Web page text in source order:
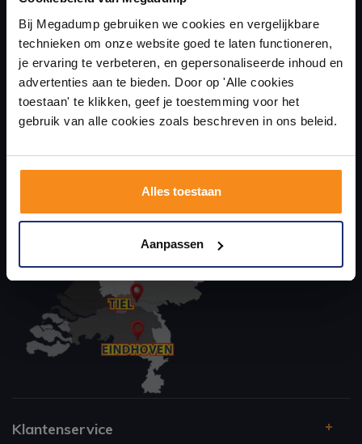
Bij Megadump gebruiken we cookies en vergelijkbare
technieken om onze website goed te laten functioneren,
je ervaring te verbeteren, en gepersonaliseerde inhoud en
advertenties aan te bieden. Door op 'Alle cookies
toestaan' te klikken, geef je toestemming voor het
gebruik van alle cookies zoals beschreven in ons beleid.
Alles toestaan
Aanpassen
Over ons
uw sanitair en tegelwinkel in Eindhoven waar u niet alleen in onze
showroom terecht kunt voor badkamertegels en sanitair, maar ook
via de online winkel kan bestellen!
Klantenservice
showroom
Laat je inspireren door 21 volledig ingerichte
badkameropstellingen – van compact tot luxe. Onze
ervaren adviseurs helpen je persoonlijk, en je vindt
tegels & sanitair direct uit voorraad. Gratis parkeren
op eigen terrein.
Kom langs en ervaar zelf het verschil!